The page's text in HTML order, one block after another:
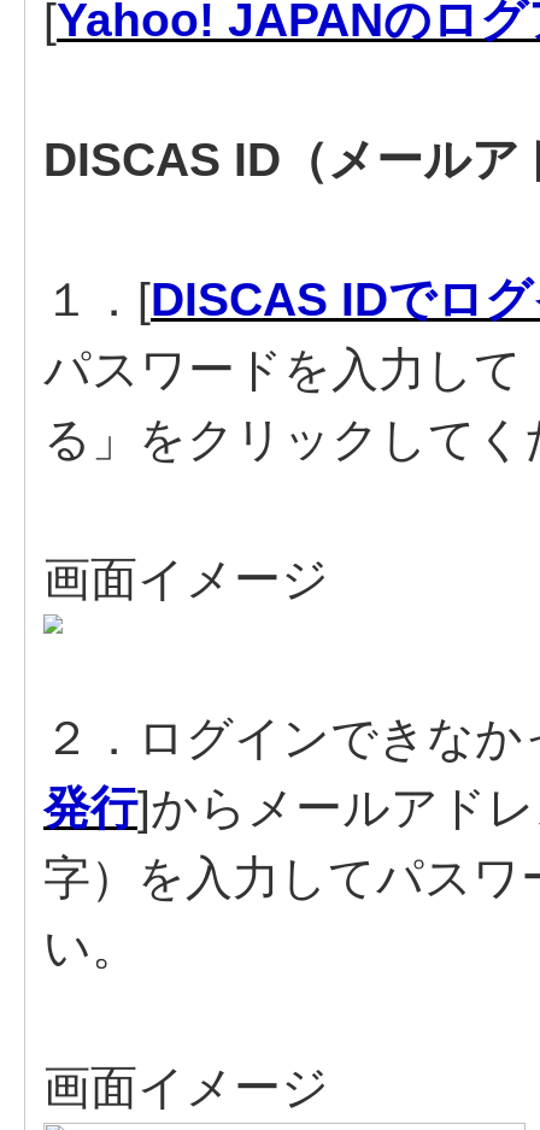
[Yahoo! JAPANのログ
DISCAS ID（メール
１．[DISCAS IDでロ
パスワードを入力し
る」をクリックしてく
画面イメージ
２．ログインできな
発行]からメールアド
字）を入力してパス
い。
画面イメージ